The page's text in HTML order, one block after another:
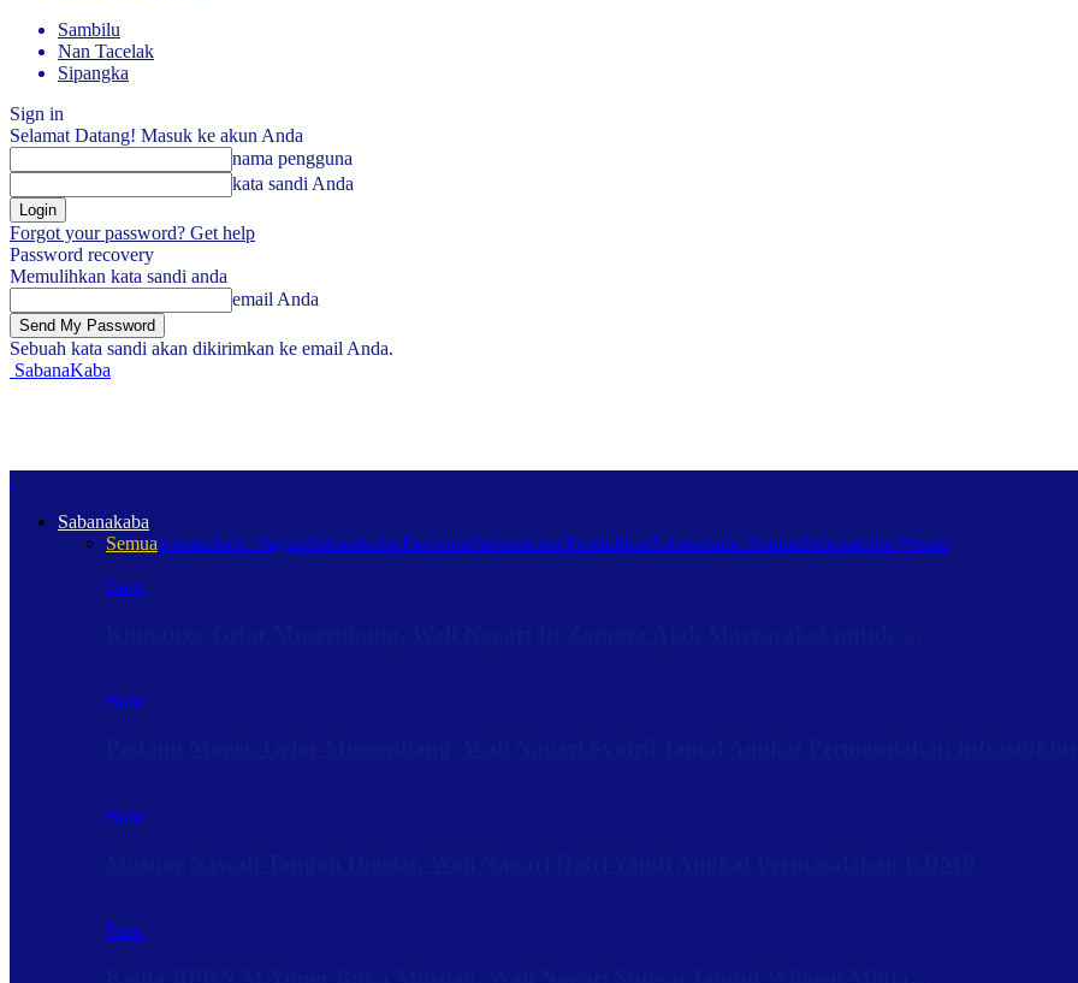
Sambilu
Nan Tacelak
Sipangka
Sign in
Selamat Datang! Masuk ke akun Anda
nama pengguna
kata sandi Anda
Forgot your password? Get help
Password recovery
Memulihkan kata sandi anda
email Anda
Sebuah kata sandi akan dikirimkan ke email Anda.
SabanaKaba
Sabanakaba
SemuaSabanakaba NagariSabanakaba PariwaraSabanakaba PendidikanSabanakaba RantauSabanakaba Wisata
Baru
Baru
Baru
Baru